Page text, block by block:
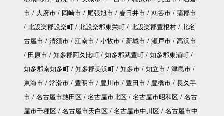
市
大府市 岡崎市 尾張旭市 春日井市 刈谷市
蒲郡市
北設楽郡設楽町
北設楽郡東栄町 北設楽郡豊根村
北名
古屋市
清須市 江南市 小牧市 新城市 瀬戸市
高浜市
田原市
知多郡阿久比町 知多郡武豊町
知多郡東浦町
知多郡南知多町
知多郡美浜町 知多市 知立市
津島市
東海市
常滑市 豊明市 豊川市 豊田市 豊橋市
長久手
市
名古屋市熱田区 名古屋市北区 名古屋市昭和区
名古
屋市千種区
名古屋市天白区 名古屋市中川区
名古屋市中